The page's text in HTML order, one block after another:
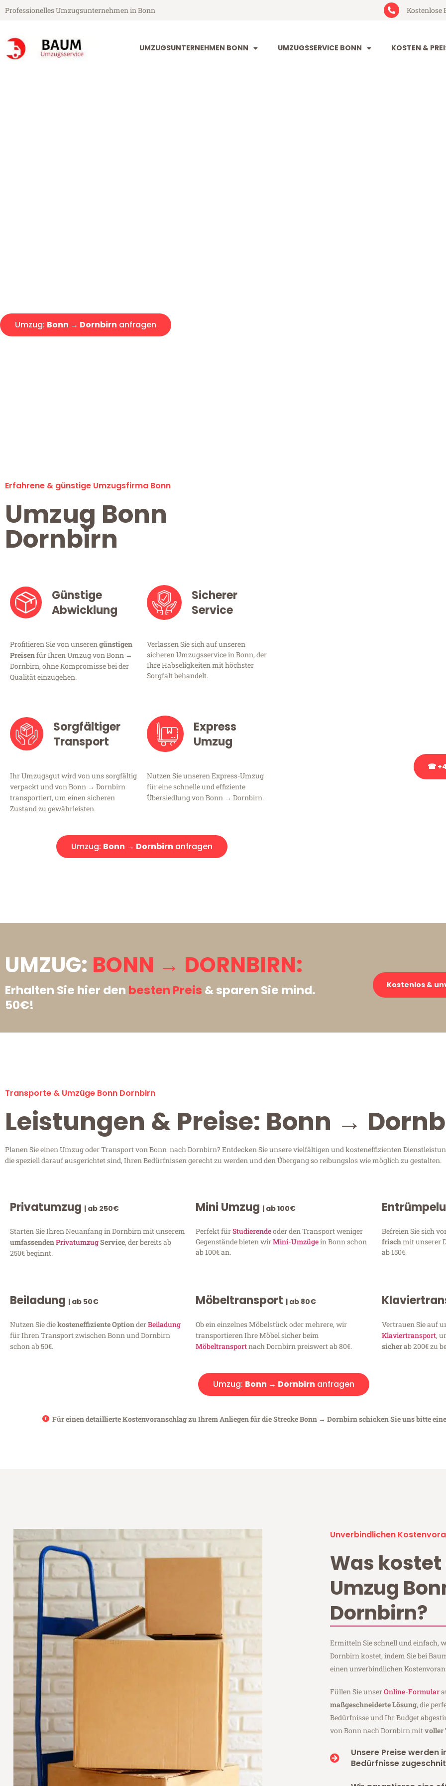
Professionelles Umzugsunternehmen in Bonn Kostenlose
UMZUGSUNTERNEHMEN BONN UMZUGSSERVICE BONN KOSTEN &
Umzug: Bonn → Dornbirn anfragen
Erfahrene & günstige Umzugsfirma Bonn
Umzug Bonn
Dornbirn
Günstige
Abwicklung
Profitieren Sie von unserengünstigen
Preisenfür Ihren Umzug von Bonn →
Dornbirn, ohne Kompromisse bei der
Qualität einzugehen.
Sicherer
Service
Verlassen Sie sich auf unseren
sicheren Umzugsservice in Bonn, der
Ihre Habseligkeiten mit höchster
Sorgfalt behandelt.
Sorgfältiger
Transport
Ihr Umzugsgut wird von uns sorgfältig
verpackt und von Bonn → Dornbirn
transportiert, um einen sicheren
Zustand zu gewährleisten.
Express
Umzug
Nutzen Sie unseren Express-Umzug
für eine schnelle und effiziente
Übersiedlung von Bonn → Dornbirn.
Umzug: Bonn → Dornbirn anfragen
☎
UMZUG: BONN → DORNBIRN:
Erhalten Sie hier den besten Preis & sparen Sie mind.
50€!
Kostenlos &
Transporte & Umzüge Bonn Dornbirn
Leistungen & Preise: Bonn →
Planen Sie einen Umzug oder Transport von Bonn nach Dornbirn? Entdecken Sie unsere vielfältigen und kosteneffizienten
die speziell darauf ausgerichtet sind, Ihren Bedürfnissen gerecht zu werden und den Übergang so reibungslos wie möglich zu gestalten.
Privatumzug | ab 250€
Starten Sie Ihren Neuanfang in Dornbirn mit unserem
umfassendenPrivatumzugService, der bereits ab
250€ beginnt.
Mini Umzug | ab 100€
Perfekt fürStudierendeoder den Transport weniger
Gegenstände bieten wirMini-Umzügein Bonn schon
ab 100€ an.
Befreien Sie sich
frischmit unserer
ab 150€.
Beiladung | ab 50€
Nutzen Sie diekosteneffiziente OptionderBeiladung
für Ihren Transport zwischen Bonn und Dornbirn
schon ab 50€.
Möbeltransport | ab 80€
Ob ein einzelnes Möbelstück oder mehrere, wir
transportieren Ihre Möbel sicher beim
Möbeltransportnach Dornbirn preiswert ab 80€.
Vertrauen Sie auf
Klaviertransport,
sicherab 200€ zu
Umzug: Bonn → Dornbirn anfragen
Für einen detaillierte Kostenvoranschlag zu Ihrem Anliegen für die Strecke Bonn → Dornbirn schicken Sie uns bitte
Unverbindlichen
Was kostet
Umzug
Dornbirn?
Ermitteln Sie schnell und einfach,
Dornbirn kostet, indem Sie bei
einen unverbindlichen
Füllen Sie unserOnline-Formular
maßgeschneiderte Lösung, die
Bedürfnisse und Ihr Budget
von Bonn nach Dornbirn mitvoller
Unsere Preise werden
Bedürfnisse